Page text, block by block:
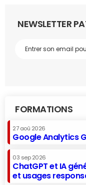
NEWSLETTER
FORMATIONS
27 aoû 2026
Google Analytics
03 sep 2026
ChatGPT et IA
et usages